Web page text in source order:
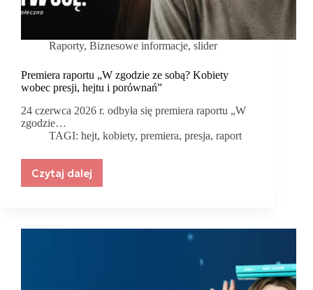
Raporty, Biznesowe informacje, slider
Premiera raportu „W zgodzie ze sobą? Kobiety
wobec presji, hejtu i porównań”
24 czerwca 2026 r. odbyła się premiera raportu „W
zgodzie…
TAGI: hejt,kobiety,premiera,presja,raport
Czytaj dalej
Premiera
ze